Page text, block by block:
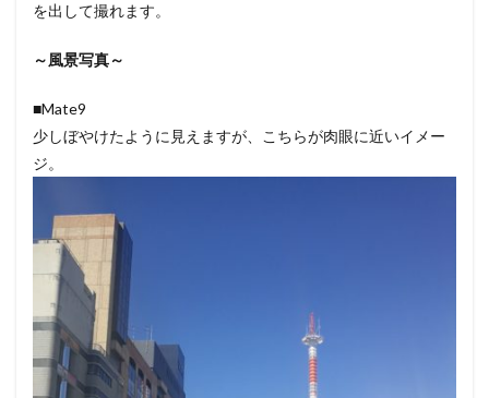
を出して撮れます。
～風景写真～
■Mate9
少しぼやけたように見えますが、こちらが肉眼に近いイメー
ジ。